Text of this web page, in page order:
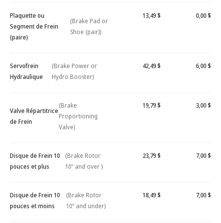
Plaquette ou
Segment de Frein
(paire)
(Brake Pad or
Shoe (pair))
13,49 $ 0,00 $
Servofrein
Hydraulique
(Brake Power or
Hydro Booster)
42,49 $ 6,00 $
Valve Répartitrice
de Frein
(Brake
Proportioning
Valve)
19,79 $ 3,00 $
Disque de Frein 10
pouces et plus
(Brake Rotor
10" and over )
23,79 $ 7,00 $
Disque de Frein 10
pouces et moins
(Brake Rotor
10" and under)
18,49 $ 7,00 $